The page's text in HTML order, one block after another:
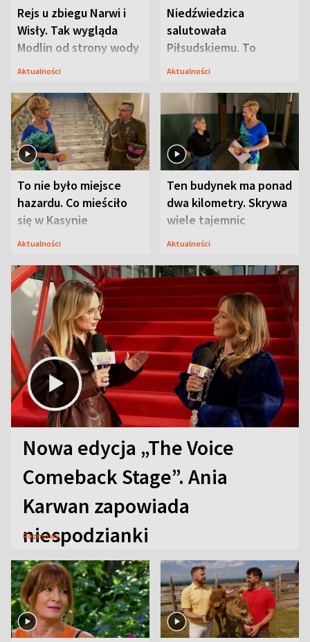
Rejs u zbiegu Narwi i
Wisły. Tak wygląda
Modlin od strony wody
Aktualności
Niedźwiedzica
salutowała
Piłsudskiemu. To
niejedyna tajemnica
Aktualności
To nie było miejsce
hazardu. Co mieściło
się w Kasynie
Oficerskim?
Aktualności
Ten budynek ma ponad
dwa kilometry. Skrywa
wiele tajemnic
Aktualności
Nowa edycja „The Voice
Comeback Stage”. Ania
Karwan zapowiada
niespodzianki
Rozmowy